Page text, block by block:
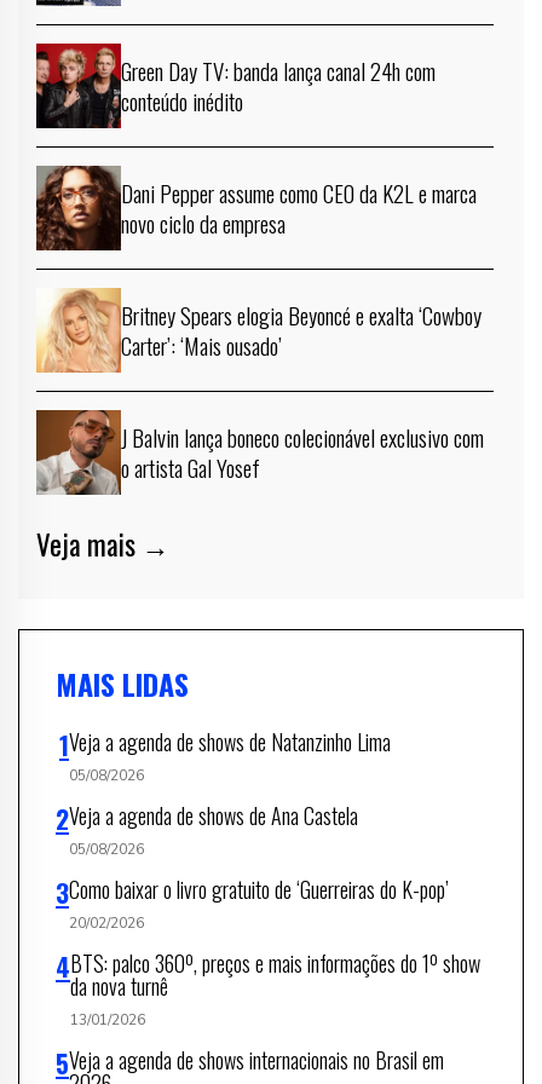
Green Day TV: banda lança canal 24h com
conteúdo inédito
Dani Pepper assume como CEO da K2L e marca
novo ciclo da empresa
Britney Spears elogia Beyoncé e exalta ‘Cowboy
Carter’: ‘Mais ousado’
J Balvin lança boneco colecionável exclusivo com
o artista Gal Yosef
Veja mais →
MAIS LIDAS
Veja a agenda de shows de Natanzinho Lima
05/08/2026
Veja a agenda de shows de Ana Castela
05/08/2026
Como baixar o livro gratuito de ‘Guerreiras do K-pop’
20/02/2026
BTS: palco 360º, preços e mais informações do 1º show
da nova turnê
13/01/2026
Veja a agenda de shows internacionais no Brasil em